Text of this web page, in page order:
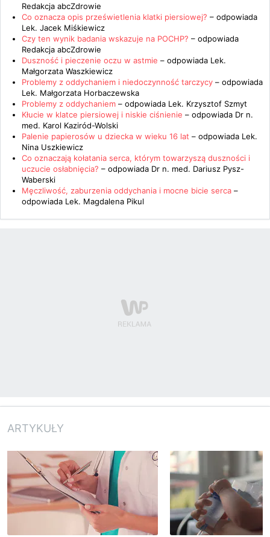
Redakcja abcZdrowie
Co oznacza opis prześwietlenia klatki piersiowej? – odpowiada
Lek. Jacek Miśkiewicz
Czy ten wynik badania wskazuje na POCHP? – odpowiada
Redakcja abcZdrowie
Duszność i pieczenie oczu w astmie – odpowiada Lek.
Małgorzata Waszkiewicz
Problemy z oddychaniem i niedoczynność tarczycy – odpowiada
Lek. Małgorzata Horbaczewska
Problemy z oddychaniem – odpowiada Lek. Krzysztof Szmyt
Kłucie w klatce piersiowej i niskie ciśnienie – odpowiada Dr n.
med. Karol Kaziród-Wolski
Palenie papierosów u dziecka w wieku 16 lat – odpowiada Lek.
Nina Uszkiewicz
Co oznaczają kołatania serca, którym towarzyszą duszności i
uczucie osłabnięcia? – odpowiada Dr n. med. Dariusz Pysz-
Waberski
Męczliwość, zaburzenia oddychania i mocne bicie serca –
odpowiada Lek. Magdalena Pikul
ARTYKUŁY